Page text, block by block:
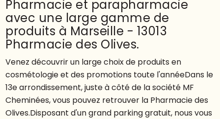
Pharmacie et parapharmacie
avec une large gamme de
produits à Marseille - 13013
Pharmacie des Olives.
Venez découvrir un large choix de produits en
cosmétologie et des promotions toute l'annéeDans le
13e arrondissement, juste à côté de la société MF
Cheminées, vous pouvez retrouver la Pharmacie des
Olives.Disposant d'un grand parking gratuit, nous vous